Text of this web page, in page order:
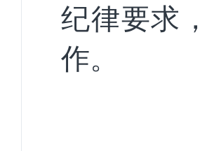
纪律要求
作。